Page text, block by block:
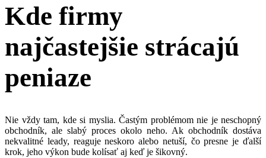
Kde firmy
najčastejšie strácajú
peniaze
Nie vždy tam, kde si myslia. Častým problémom nie je neschopný
obchodník, ale slabý proces okolo neho. Ak obchodník dostáva
nekvalitné leady, reaguje neskoro alebo netuší, čo presne je ďalší
krok, jeho výkon bude kolísať aj keď je šikovný.